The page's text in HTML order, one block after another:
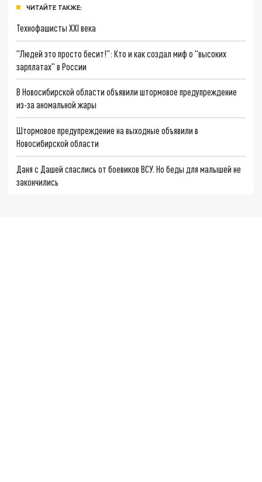
ЧИТАЙТЕ ТАКЖЕ:
Технофашисты XXI века
"Людей это просто бесит!": Кто и как создал миф о "высоких
зарплатах" в России
В Новосибирской области объявили штормовое предупреждение
из-за аномальной жары
Штормовое предупреждение на выходные объявили в
Новосибирской области
Даня с Дашей спаслись от боевиков ВСУ. Но беды для малышей не
закончились